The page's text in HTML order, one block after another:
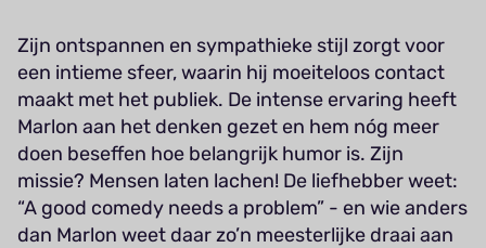
Zijn ontspannen en sympathieke stijl zorgt voor
een intieme sfeer, waarin hij moeiteloos contact
maakt met het publiek. De intense ervaring heeft
Marlon aan het denken gezet en hem nóg meer
doen beseffen hoe belangrijk humor is. Zijn
missie? Mensen laten lachen! De liefhebber weet:
“A good comedy needs a problem” - en wie anders
dan Marlon weet daar zo’n meesterlijke draai aan